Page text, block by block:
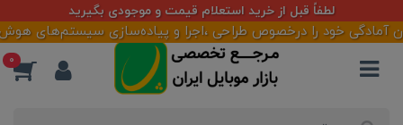
لطفاً قبل از خرید استعلام قیمت و موجودی بگیرید
خود را درخصوص طراحی ،اجرا و پیاده‌سازی سیستم‌های
0